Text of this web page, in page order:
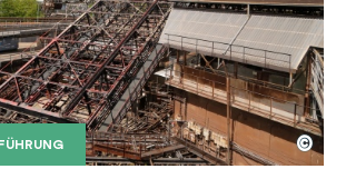
der Völklinger Hütte mit
Völklinger Hütte | Karl
©